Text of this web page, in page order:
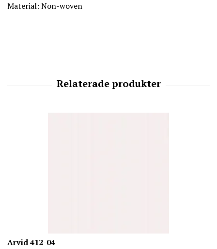
Material: Non-woven
Arvid 412-04